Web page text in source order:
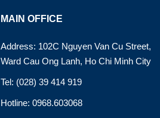
MAIN OFFICE
Address: 102C Nguyen Van Cu Street,
Ward Cau Ong Lanh, Ho Chi Minh City
Tel: (028) 39 414 919
Hotline: 0968.603068